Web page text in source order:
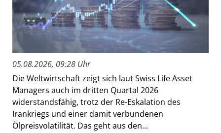
05.08.2026, 09:28 Uhr
Die Weltwirtschaft zeigt sich laut Swiss Life Asset
Managers auch im dritten Quartal 2026
widerstandsfähig, trotz der Re-Eskalation des
Irankriegs und einer damit verbundenen
Ölpreisvolatilität. Das geht aus den...